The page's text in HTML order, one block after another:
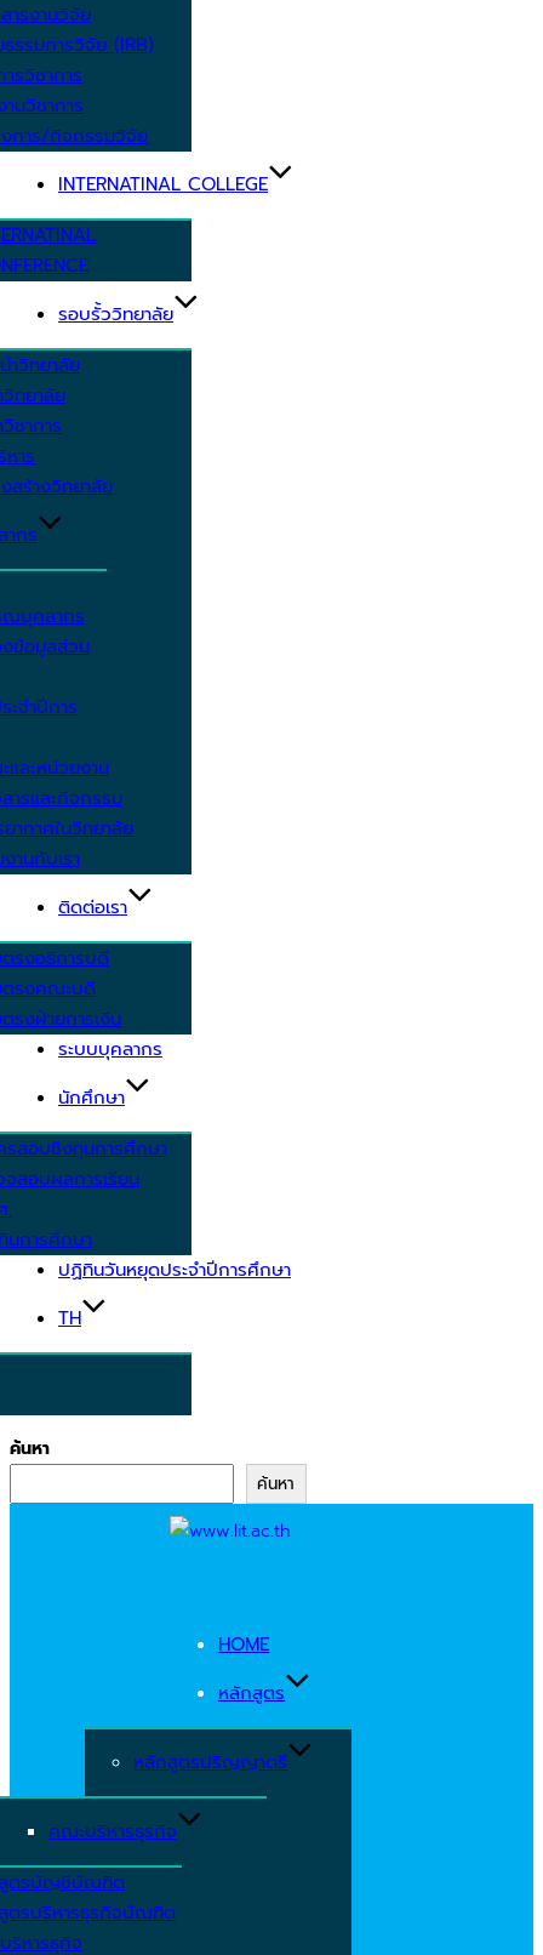
ารงานวิจัย
รรมการวิจัย (IRB)
รวิชาการ
นวิชาการ
งการ/กิจกรรมวิจัย
INTERNATINAL COLLEGE
รอบรั้ววิทยาลัย
ำวิทยาลัย
ทยาลัย
ชาการ
าร
สร้างวิทยาลัย
กร
ณบุคลากร
ข้อมูลส่วน
จำปีการ
ละหน่วยงาน
ารและกิจกรรม
ากาศในวิทยาลัย
านกับเรา
ติดต่อเรา
รงอธิการบดี
ตรงคณะบดี
รงฝ่ายการเงิน
ระบบบุคลากร
นักศึกษา
รสอบชิงทุนการศึกษา
สอบผลการเรียน
.
นการศึกษา
ปฏิทินวันหยุดประจำปีการศึกษา
TH
ค้นหา
ค้นหา
HOME
หลักสูตร
หลักสูตรปริญญาตรี
คณะบริหารธุรกิจ
ตรบัญชีบัณฑิต
ตรบริหารธุรกิจบัณฑิต
ริหารธุกิจ